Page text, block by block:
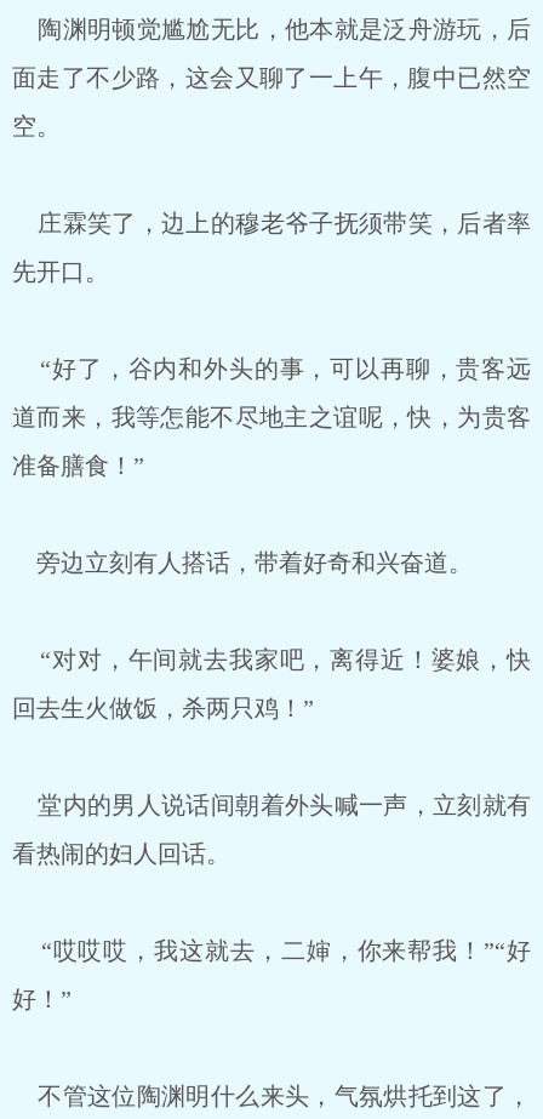
陶渊明顿觉尴尬无比，他本就是泛舟游玩，后
面走了不少路，这会又聊了一上午，腹中已然空
空。
庄霖笑了，边上的穆老爷子抚须带笑，后者率
先开口。
“好了，谷内和外头的事，可以再聊，贵客远
道而来，我等怎能不尽地主之谊呢，快，为贵客
准备膳食！”
旁边立刻有人搭话，带着好奇和兴奋道。
“对对，午间就去我家吧，离得近！婆娘，快
回去生火做饭，杀两只鸡！”
堂内的男人说话间朝着外头喊一声，立刻就有
看热闹的妇人回话。
“哎哎哎，我这就去，二婶，你来帮我！”“好
好！”
不管这位陶渊明什么来头，气氛烘托到这了，